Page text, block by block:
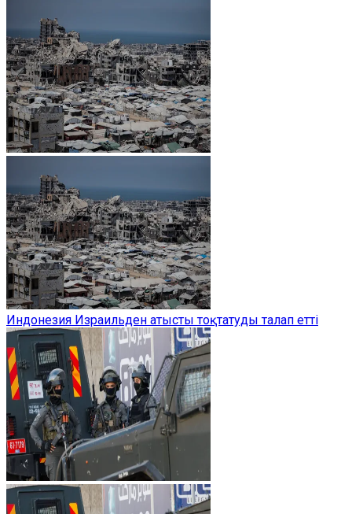
Индонезия Израильден атысты тоқтатуды талап етті